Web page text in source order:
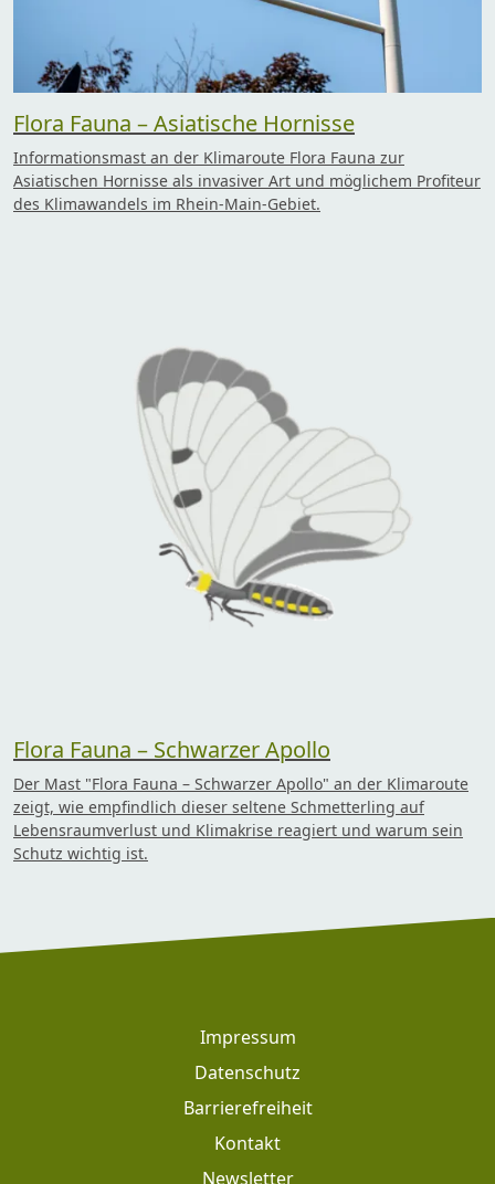
Flora Fauna – Asiatische Hornisse
Informationsmast an der Klimaroute Flora Fauna zur
Asiatischen Hornisse als invasiver Art und möglichem Profiteur
des Klimawandels im Rhein-Main-Gebiet.
Flora Fauna – Schwarzer Apollo
Der Mast "Flora Fauna – Schwarzer Apollo" an der Klimaroute
zeigt, wie empfindlich dieser seltene Schmetterling auf
Lebensraumverlust und Klimakrise reagiert und warum sein
Schutz wichtig ist.
Impressum
Datenschutz
Barrierefreiheit
Kontakt
Newsletter